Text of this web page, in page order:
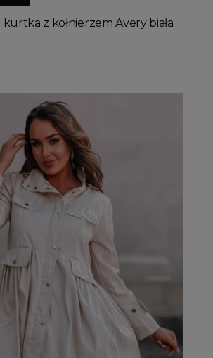
z kołnierzem Avery biała